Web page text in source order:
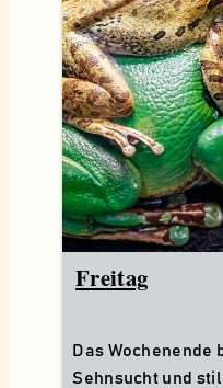
Freitag
Das
Sehnsucht und